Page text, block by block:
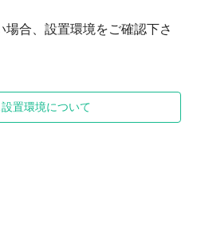
場合、設置環境をご確認下さ
置環境について